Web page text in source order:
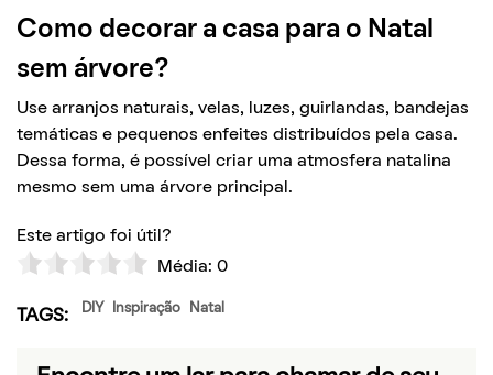
Como decorar a casa para o Natal
sem árvore?
Use arranjos naturais, velas, luzes, guirlandas, bandejas
temáticas e pequenos enfeites distribuídos pela casa.
Dessa forma, é possível criar uma atmosfera natalina
mesmo sem uma árvore principal.
Este artigo foi útil?
Média: 0
TAGS: DIY Inspiração Natal